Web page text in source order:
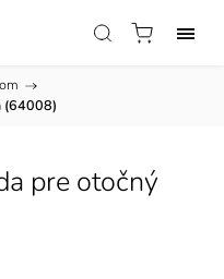
/
(64008)
pre otočný